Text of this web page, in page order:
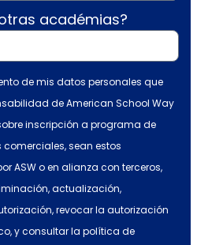
académias?
de mis datos personales que
de American School Way
inscripción a programa de
comerciales, sean estos
ASW o en alianza con terceros,
actualización,
revocar la autorización
y consultar la política de